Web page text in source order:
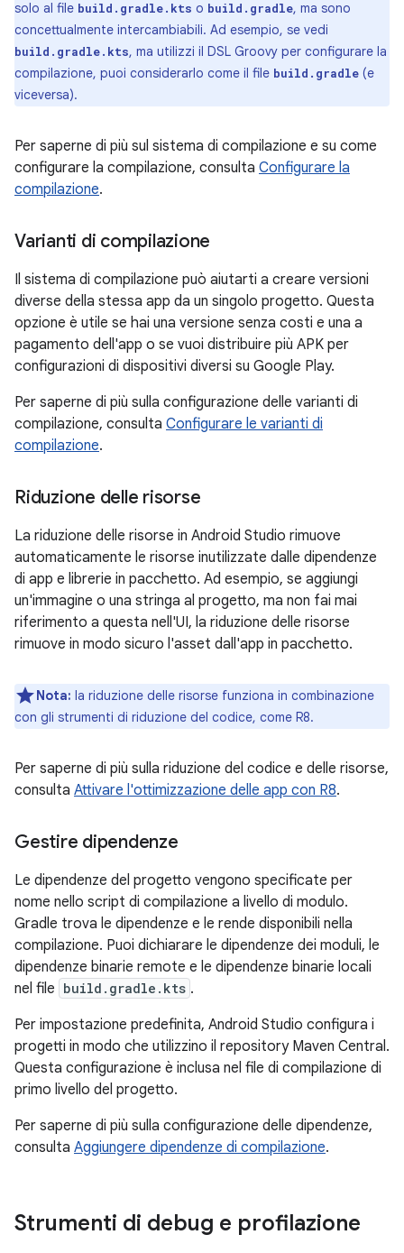
solo al file build.gradle.kts o build.gradle, ma sono
concettualmente intercambiabili. Ad esempio, se vedi
build.gradle.kts, ma utilizzi il DSL Groovy per configurare la
compilazione, puoi considerarlo come il file build.gradle (e
viceversa).
Per saperne di più sul sistema di compilazione e su come
configurare la compilazione, consulta Configurare la
compilazione.
Varianti di compilazione
Il sistema di compilazione può aiutarti a creare versioni
diverse della stessa app da un singolo progetto. Questa
opzione è utile se hai una versione senza costi e una a
pagamento dell'app o se vuoi distribuire più APK per
configurazioni di dispositivi diversi su Google Play.
Per saperne di più sulla configurazione delle varianti di
compilazione, consulta Configurare le varianti di
compilazione.
Riduzione delle risorse
La riduzione delle risorse in Android Studio rimuove
automaticamente le risorse inutilizzate dalle dipendenze
di app e librerie in pacchetto. Ad esempio, se aggiungi
un'immagine o una stringa al progetto, ma non fai mai
riferimento a questa nell'UI, la riduzione delle risorse
rimuove in modo sicuro l'asset dall'app in pacchetto.
Nota: la riduzione delle risorse funziona in combinazione
con gli strumenti di riduzione del codice, come R8.
Per saperne di più sulla riduzione del codice e delle risorse,
consulta Attivare l'ottimizzazione delle app con R8.
Gestire dipendenze
Le dipendenze del progetto vengono specificate per
nome nello script di compilazione a livello di modulo.
Gradle trova le dipendenze e le rende disponibili nella
compilazione. Puoi dichiarare le dipendenze dei moduli, le
dipendenze binarie remote e le dipendenze binarie locali
nel file build.gradle.kts .
Per impostazione predefinita, Android Studio configura i
progetti in modo che utilizzino il repository Maven Central.
Questa configurazione è inclusa nel file di compilazione di
primo livello del progetto.
Per saperne di più sulla configurazione delle dipendenze,
consulta Aggiungere dipendenze di compilazione.
Strumenti di debug e profilazione